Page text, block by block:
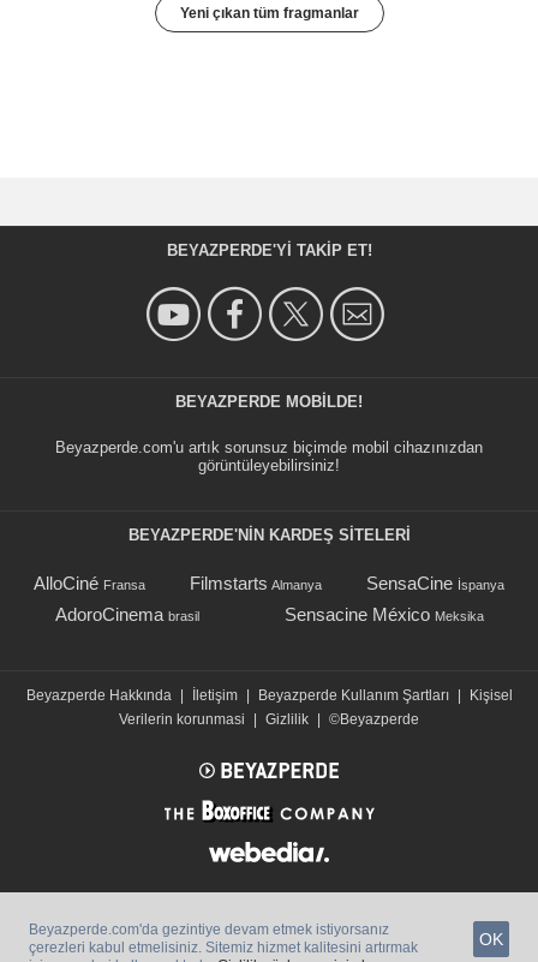
Yeni çıkan tüm fragmanlar
BEYAZPERDE'YI TAKIP ET!
BEYAZPERDE MOBILDE!
Beyazperde.com'u artık sorunsuz biçimde mobil cihazınızdan
görüntüleyebilirsiniz!
BEYAZPERDE'NIN KARDEŞ SİTELERİ
AlloCiné Fransa Filmstarts Almanya SensaCine İspanya
AdoroCinema brasil Sensacine México Meksika
Beyazperde Hakkında | İletişim | Beyazperde Kullanım Şartları |
Kişisel
Verilerin korunmasi
| Gizlilik | ©Beyazperde
Beyazperde.com'da gezintiye devam etmek istiyorsanız
çerezleri kabul etmelisiniz. Sitemiz hizmet kalitesini artırmak
OK